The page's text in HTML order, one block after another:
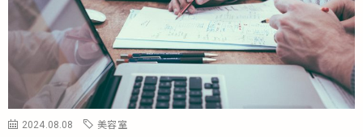
2024.08.08 美容室